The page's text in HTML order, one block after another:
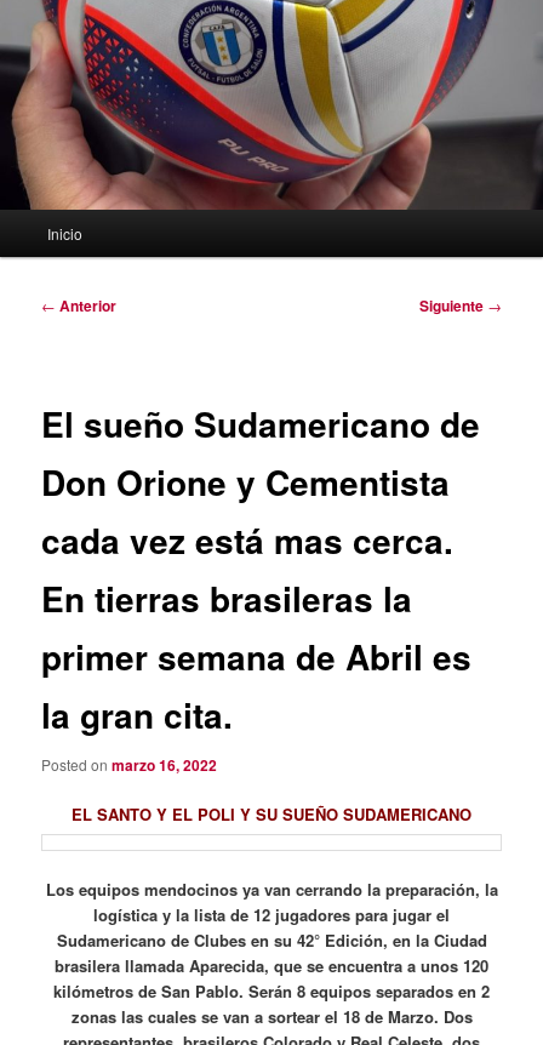
Inicio
Navegación
← Anterior Siguiente →
El sueño Sudamericano de
Don Orione y Cementista
cada vez está mas cerca.
En tierras brasileras la
primer semana de Abril es
la gran cita.
Posted onmarzo 16, 2022
EL SANTO Y EL POLI Y SU SUEÑO SUDAMERICANO
Los equipos mendocinos ya van cerrando la preparación, la
logística y la lista de 12 jugadores para jugar el
Sudamericano de Clubes en su 42° Edición, en la Ciudad
brasilera llamada Aparecida, que se encuentra a unos 120
kilómetros de San Pablo. Serán 8 equipos separados en 2
zonas las cuales se van a sortear el 18 de Marzo. Dos